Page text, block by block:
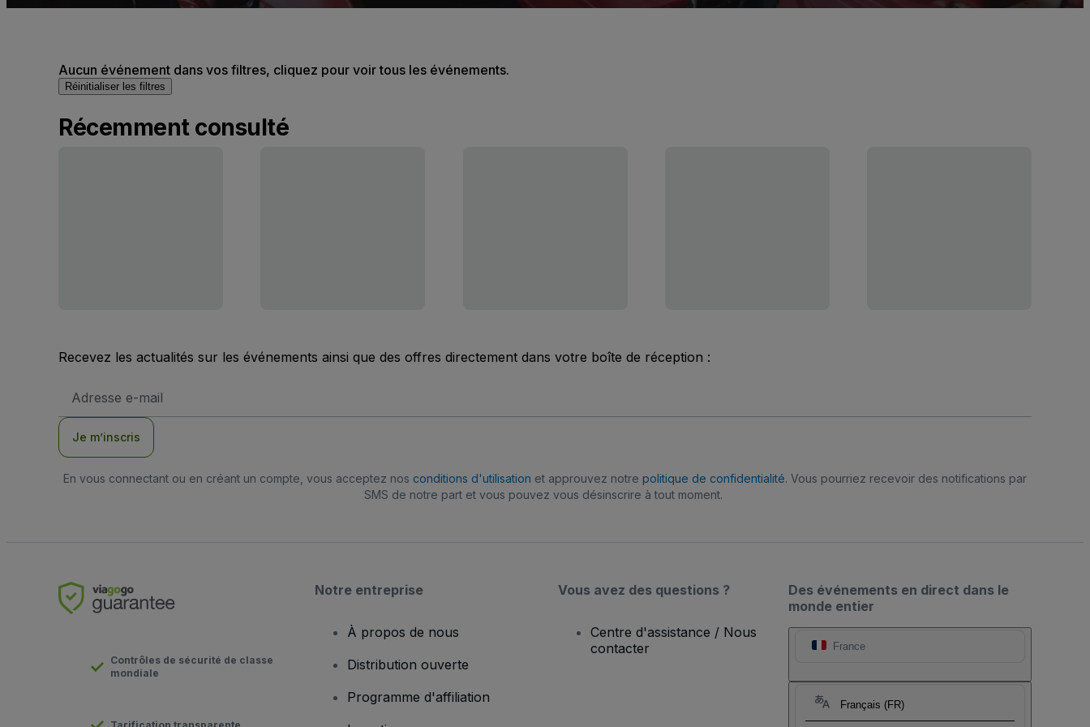
Aucun événement dans vos filtres, cliquez pour voir tous les événements.
Réinitialiser les filtres
Récemment consulté
Recevez les actualités sur les événements ainsi que des offres directement dans votre boîte de réception :
e-
Je m’inscris
En vous connectant ou en créant un compte, vous acceptez nos conditions d'utilisation et approuvez notre politique de confidentialité. Vous pourriez recevoir des notifications par
SMS de notre part et vous pouvez vous désinscrire à tout moment.
Des événements en direct dans le
monde entier
France
Français (FR)
Contrôles de sécurité de classe
mondiale
Notre entreprise
À propos de nous
Distribution ouverte
Programme d'affiliation
Vous avez des questions ?
Centre d'assistance / Nous
contacter